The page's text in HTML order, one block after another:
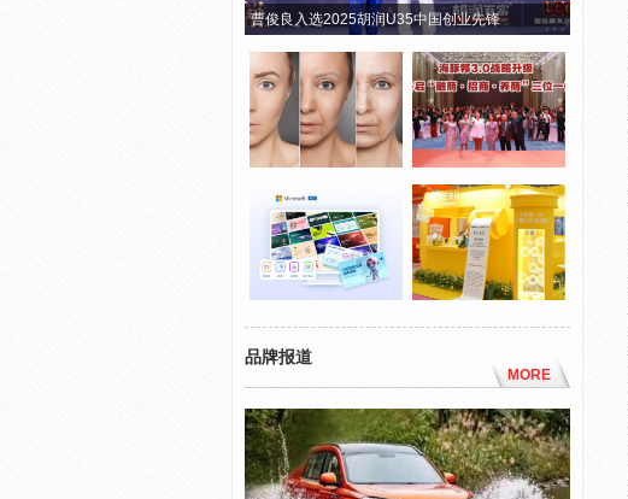
曹俊良入选2025胡润U35中国创业先锋
品牌报道
MORE